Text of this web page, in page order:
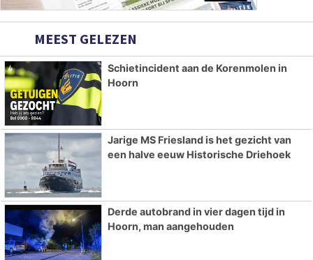
MEEST GELEZEN
Schietincident aan de Korenmolen in
Hoorn
Jarige MS Friesland is het gezicht van
een halve eeuw Historische Driehoek
Derde autobrand in vier dagen tijd in
Hoorn, man aangehouden